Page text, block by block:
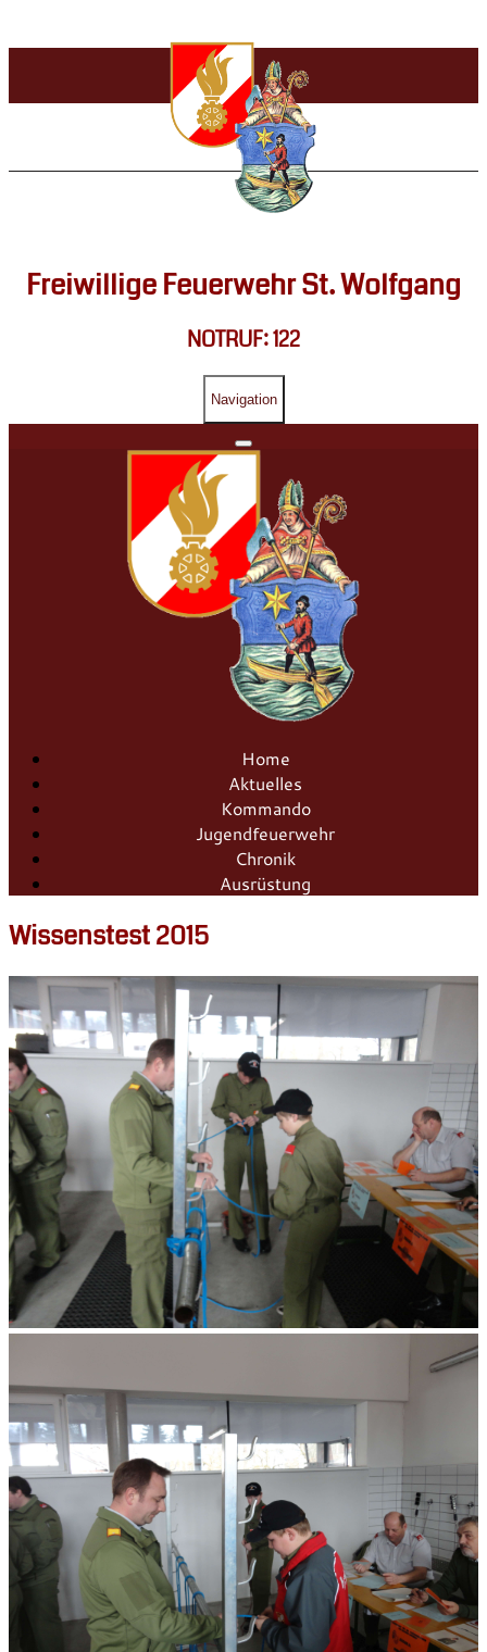
Freiwillige Feuerwehr St. Wolfgang
NOTRUF: 122
Navigation
Home
Aktuelles
Kommando
Jugendfeuerwehr
Chronik
Ausrüstung
Wissenstest 2015